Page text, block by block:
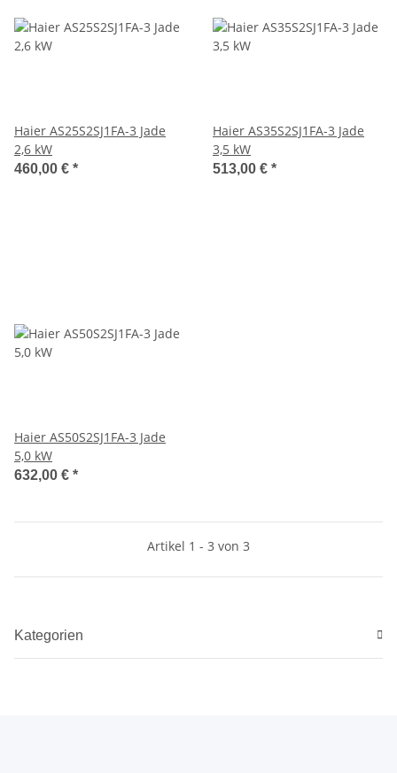
Haier AS25S2SJ1FA-3 Jade
2,6 kW
460,00 € *
Haier AS35S2SJ1FA-3 Jade
3,5 kW
513,00 € *
Haier AS50S2SJ1FA-3 Jade
5,0 kW
632,00 € *
Artikel 1 - 3 von 3
Kategorien